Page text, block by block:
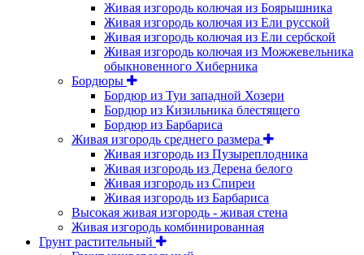
Живая изгородь колючая из Боярышника
Живая изгородь колючая из Ели русской
Живая изгородь колючая из Ели сербской
Живая изгородь колючая из Можжевельника
обыкновенного Хиберника
Бордюры
Бордюр из Туи западной Хозери
Бордюр из Кизильника блестящего
Бордюр из Барбариса
Живая изгородь среднего размера
Живая изгородь из Пузыреплодника
Живая изгородь из Дерена белого
Живая изгородь из Спиреи
Живая изгородь из Барбариса
Высокая живая изгородь - живая стена
Живая изгородь комбинированная
Грунт растительный